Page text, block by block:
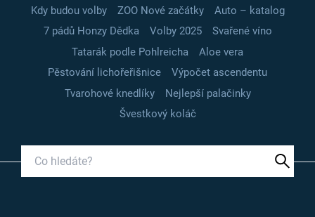
Kdy budou volby
ZOO Nové začátky
Auto – katalog
7 pádů Honzy Dědka
Volby 2025
Svařené víno
Tatarák podle Pohlreicha
Aloe vera
Pěstování lichořeřišnice
Výpočet ascendentu
Tvarohové knedlíky
Nejlepší palačinky
Švestkový koláč